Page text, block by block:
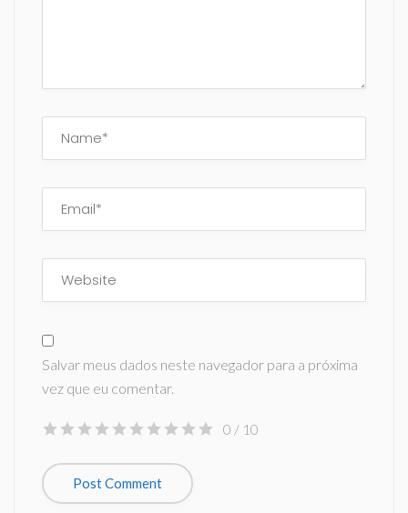
Salvar meus dados neste navegador para a próxima
vez que eu comentar.
0 / 10